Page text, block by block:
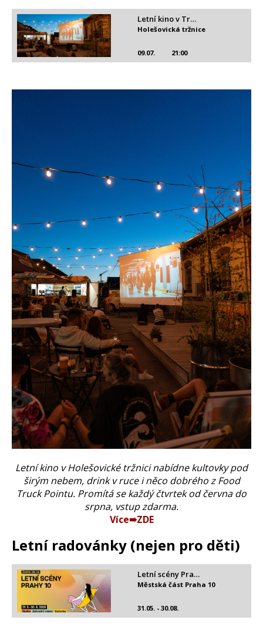
Letní kino v Tr…
09.07. 21:00
Holešovická tržnice
Letní kino v Holešovické tržnici nabídne kultovky pod
širým nebem, drink v ruce i něco dobrého z Food
Truck Pointu. Promítá se každý čtvrtek od června do
srpna, vstup zdarma.
Více➠ZDE
Letní radovánky (nejen pro děti)
Letní scény Pra…
31.05. - 30.08.
Městská část Praha 10